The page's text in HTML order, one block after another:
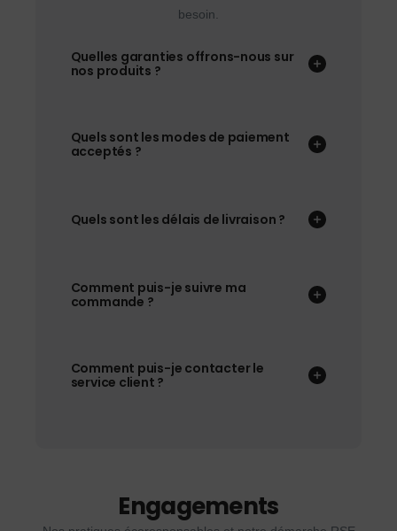
besoin.
Quelles garanties offrons-nous sur
nos produits ?
Quels sont les modes de paiement
acceptés ?
Quels sont les délais de livraison ?
Comment puis-je suivre ma
commande ?
Comment puis-je contacter le
service client ?
Engagements